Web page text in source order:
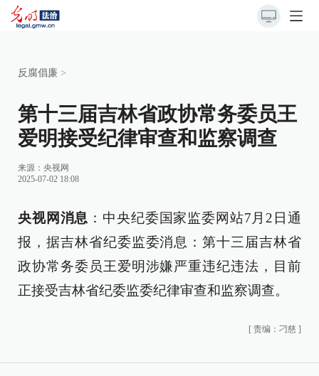
反腐倡廉 >
第十三届吉林省政协常务委员王
爱明接受纪律审查和监察调查
来源： 央视网
2025-07-02 18:08
央视网消息 ：中央纪委国家监委网站7月2日通
报，据吉林省纪委监委消息：第十三届吉林省
政协常务委员王爱明涉嫌严重违纪违法，目前
正接受吉林省纪委监委纪律审查和监察调查。
[ 责编：刁慈 ]